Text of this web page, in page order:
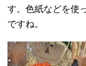
す。色紙などを使
ですね。